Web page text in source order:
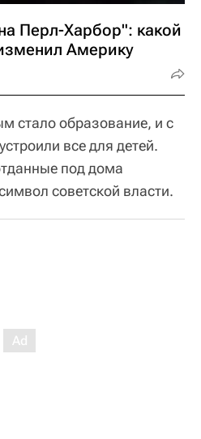
Перл-Харбор": какой
Америку
стало образование, и с
все для детей.
под дома
советской власти.